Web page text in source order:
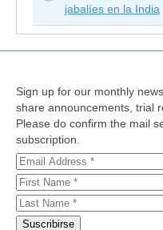
jabalíes en la India
Sign up for our monthly
share announcements, trial
Please do confirm the mail
subscription.